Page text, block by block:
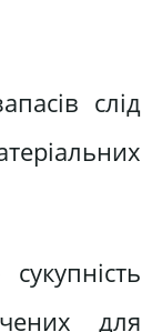
слід
для